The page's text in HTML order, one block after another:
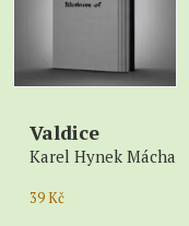
Valdice
Karel Hynek Mácha
39Kč